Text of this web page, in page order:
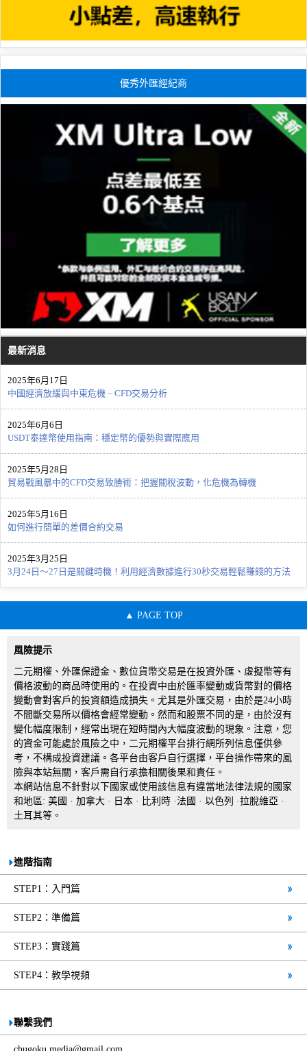
優秀外匯經紀商
最新消息
2025年6月17日
中國經濟放緩與中東危機 – CFD交易分析
2025年6月6日
USDT泰達幣使用指南：穩定幣的優勢與實際應用
2025年5月28日
貿易戰風暴中的CFD交易致勝術：把握關稅波動，化危機為轉機
2025年5月16日
如何進行簡單的差價合約交易
2025年3月25日
3月24日～27日是關鍵時機！利用經濟數據進行30秒交易輕鬆賺錢的方法
PAGE TOP
風險提示
二元期權、外匯保證金、數位貨幣交易是在投資外匯、虛擬幣等有
價格波動的商品時使用的。在投資中由於匯率變動或貨幣對的價格
變動會對客戶的投資額造成損失。尤其是外匯交易，由於是24小時
不間斷交易所以價格會經常變動。然而和股票不同的是，由於沒有
變化幅度限制，經常出現在短時間內大幅度波動的現象。注意，您
的資金可能處於風險之中，二元期權平台排行網所列信息僅供參
考，不構成投資建議。各平台由客戶自行選擇，平台操作帶來的風
險與本站無關，客戶需自行承擔相關後果和責任。
本網站信息不針對以下國家或使用該信息有違當地法律法規的國家
和地區: 美國 · 加拿大 · 日本 · 比利時 ·法國 · 以色列 ·拉脫維亞 ·
土耳其等。
進階指南
STEP1：入門篇
STEP2：準備篇
STEP3：實踐篇
STEP4：教學視頻
聯繫我們